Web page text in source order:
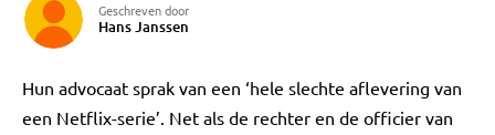
Geschreven door
Hans Janssen
Hun advocaat sprak van een ‘hele slechte aflevering van
een Netflix-serie’. Net als de rechter en de officier van